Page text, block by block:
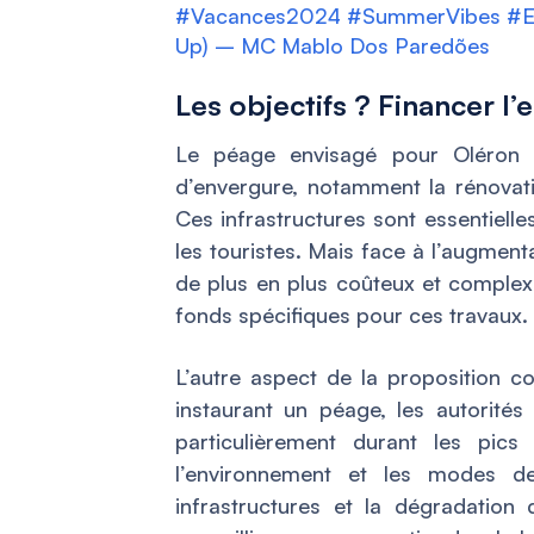
#Vacances2024 #SummerVibes
Up) – MC Mablo Dos Paredões
Les objectifs ? Financer
Le péage envisagé pour
d’envergure, notamment la
Ces infrastructures sont
les touristes. Mais face à
de plus en plus coûteux et
fonds spécifiques pour ces travaux.
L’autre aspect de la proposition
instaurant un péage, les
particulièrement durant les
l’environnement et les modes
infrastructures et la dégradation